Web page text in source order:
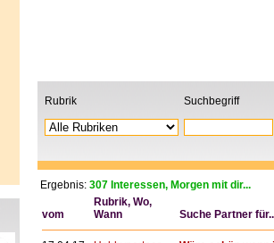
Rubrik Suchbegriff
Ergebnis: 307 Interessen, Morgen mit dir...
vom
Rubrik, Wo,
Wann
Suche Partner